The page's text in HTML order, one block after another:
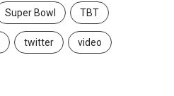
Super Bowl TBT
twitter video